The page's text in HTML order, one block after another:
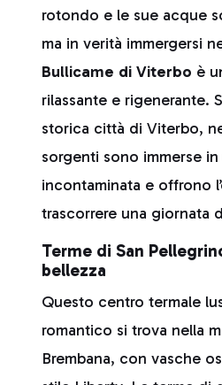
rotondo e le sue acque
ma in verità immergersi
Bullicame di Viterbo è
rilassante e rigenerante.
storica città di Viterbo,
sorgenti sono immerse in
incontaminata e offrono
trascorrere una giornata
Terme di San
bellezza
Questo centro termale
romantico si trova nella
Brembana, con vasche